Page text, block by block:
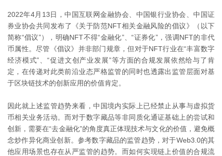
2022年4月13日，中国互联网金融协会、中国银行业协会、中国证
券业协会共同发布了《关于防范NFT相关金融风险的倡议》（以下
简称“倡议”），明确NFT不得“金融化”、“证券化”，强调NFT的非代
币属性。尽管《倡议》并非部门规章，但对于NFT行业在“丰富数字
经济模式”、“促进文创产业发展”等方面的合规发展依然给与了肯
定，在传递对此类前沿业态严格监管的同时也透露出监管层面对基
于区块链技术的创新应用的价值肯定。
因此就上述监管趋势来看，中国境内实际上已经禁止从事与虚拟货
币相关业务活动。而对于数字藏品等非同质化通证基础上的尝试和
创新，需要在“去金融化”的角度真正体现技术与文化的价值，避免概
念炒作异化商业创新。参考数字藏品的监管趋势，对于Web3.0的其
他应用场景也存在从严监管的趋势。而如何实现链上价值的合规流